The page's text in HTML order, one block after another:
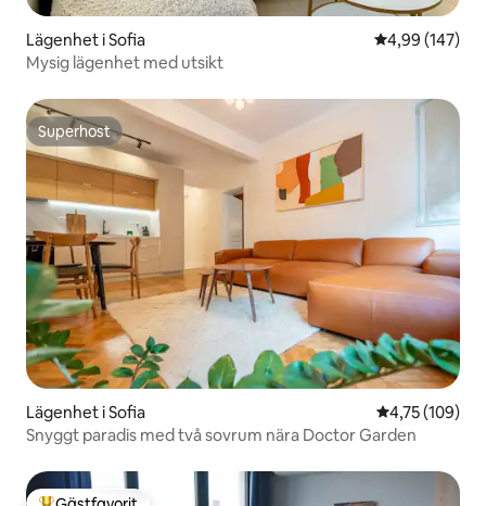
Lägenhet i Sofia 4,99 av 5 i
4,99 (147)
Mysig lägenhet med utsikt
Superhost
Superhost
Lägenhet i Sofia 4,75 av 5 i
4,75 (109)
Snyggt paradis med två sovrum nära Doctor Garden